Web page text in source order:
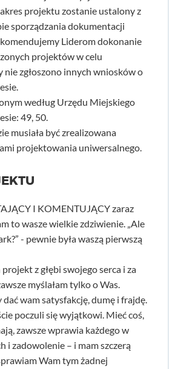
projektu zostanie ustalony z
sporządzania dokumentacji
Liderom dokonanie
projektów w celu
nie zgłoszono innych wniosków o
według Urzędu Miejskiego
49, 50.
musiała być zrealizowana
projektowania uniwersalnego.
I KOMENTUJĄCY zaraz
to wasze wielkie zdziwienie. „Ale
- pewnie była waszą pierwszą
z głębi swojego serca i za
myślałam tylko o Was.
dać wam satysfakcję, dumę i frajdę.
poczuli się wyjątkowi. Mieć coś,
zawsze wprawia każdego w
i zadowolenie – i mam szczerą
Wam tym żadnej